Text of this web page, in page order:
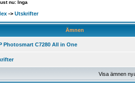
nu: Inga
-> Utskrifter
Ämnen
Photosmart C7280 All in One
Visa ämnen